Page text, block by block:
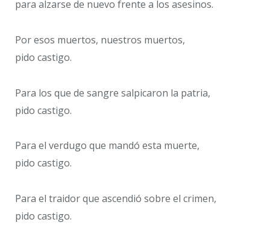
para alzarse de nuevo frente a los asesinos.
Por esos muertos, nuestros muertos,
pido castigo.
Para los que de sangre salpicaron la patria,
pido castigo.
Para el verdugo que mandó esta muerte,
pido castigo.
Para el traidor que ascendió sobre el crimen,
pido castigo.